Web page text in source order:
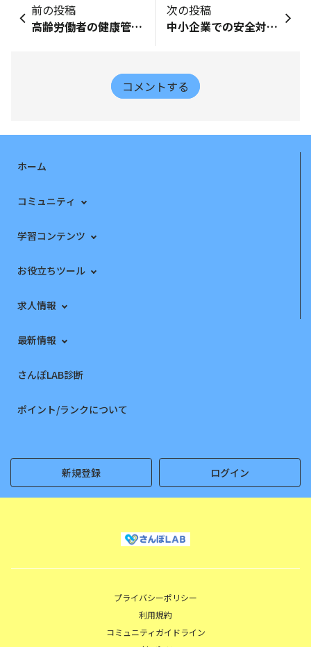
前の投稿
高齢労働者の健康管理と安全配慮義務
次の投稿
中小企業での安全対策を強化するための実践ガイド
コメントする
ホーム
コミュニティ
学習コンテンツ
お役立ちツール
求人情報
最新情報
さんぽLAB診断
ポイント/ランクについて
新規登録 ログイン
プライバシーポリシー
利用規約
コミュニティガイドライン